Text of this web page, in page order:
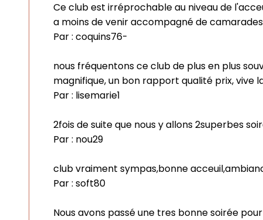
Ce club est irréprochable au niveau de
a moins de venir accompagné de
Par : coquins76-
nous fréquentons ce club de plus en plus
magnifique, un bon rapport qualité prix, vive
Par : lisemarie1
2fois de suite que nous y allons 2superbes
Par : nou29
club vraiment sympas,bonne
Par : soft80
Nous avons passé une tres bonne soirée